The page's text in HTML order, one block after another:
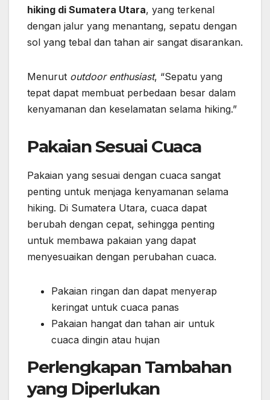
hiking di Sumatera Utara, yang terkenal
dengan jalur yang menantang, sepatu dengan
sol yang tebal dan tahan air sangat disarankan.
Menurut outdoor enthusiast, “Sepatu yang
tepat dapat membuat perbedaan besar dalam
kenyamanan dan keselamatan selama hiking.”
Pakaian Sesuai Cuaca
Pakaian yang sesuai dengan cuaca sangat
penting untuk menjaga kenyamanan selama
hiking. Di Sumatera Utara, cuaca dapat
berubah dengan cepat, sehingga penting
untuk membawa pakaian yang dapat
menyesuaikan dengan perubahan cuaca.
Pakaian ringan dan dapat menyerap
keringat untuk cuaca panas
Pakaian hangat dan tahan air untuk
cuaca dingin atau hujan
Perlengkapan Tambahan
yang Diperlukan